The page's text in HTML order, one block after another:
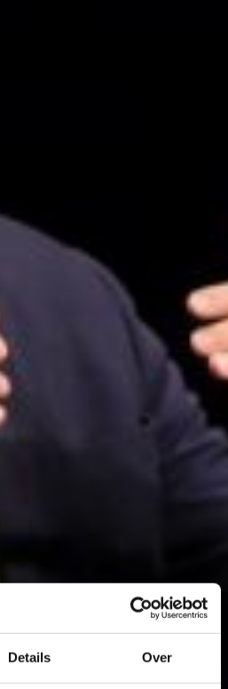
Details Over